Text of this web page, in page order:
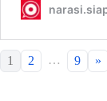
1 2 … 9 »